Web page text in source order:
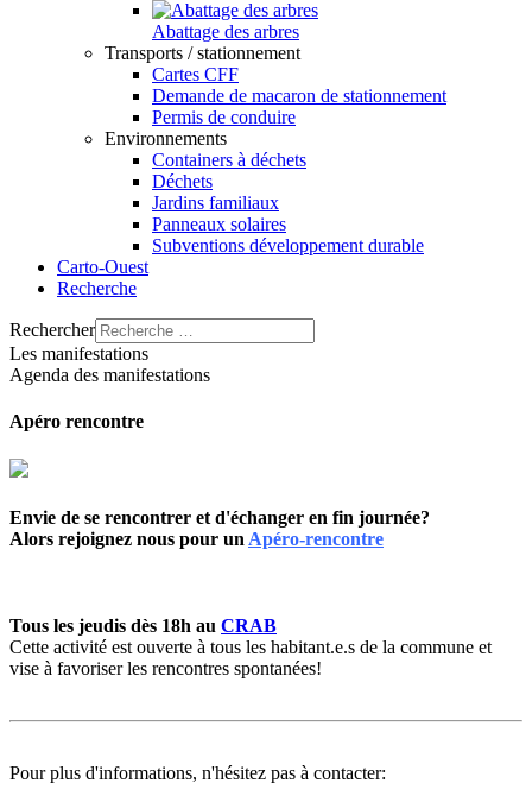
Abattage des arbres
Transports / stationnement
Cartes CFF
Demande de macaron de stationnement
Permis de conduire
Environnements
Containers à déchets
Déchets
Jardins familiaux
Panneaux solaires
Subventions développement durable
Carto-Ouest
Recherche
Rechercher
Les manifestations
Agenda des manifestations
Apéro rencontre
Envie de se rencontrer et d'échanger en fin journée?
Alors rejoignez nous pour un Apéro-rencontre
Tous les jeudis dès 18h au CRAB
Cette activité est ouverte à tous les habitant.e.s de la commune et
vise à favoriser les rencontres spontanées!
Pour plus d'informations, n'hésitez pas à contacter: